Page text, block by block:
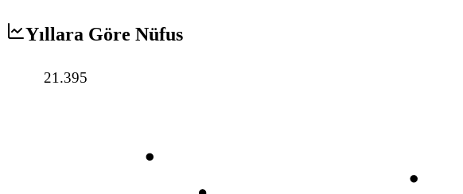
Yıllara Göre Nüfus
21.395